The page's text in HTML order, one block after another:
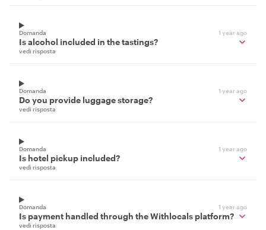
Domanda 1 year ago
Is alcohol included in the tastings?
vedi risposta
Domanda 1 year ago
Do you provide luggage storage?
vedi risposta
Domanda 1 year ago
Is hotel pickup included?
vedi risposta
Domanda 1 year ago
Is payment handled through the Withlocals platform?
vedi risposta